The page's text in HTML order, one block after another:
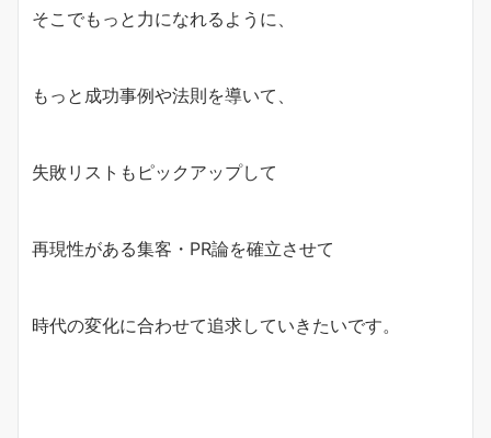
そこでもっと力になれるように、
もっと成功事例や法則を導いて、
失敗リストもピックアップして
再現性がある集客・PR論を確立させて
時代の変化に合わせて追求していきたいです。